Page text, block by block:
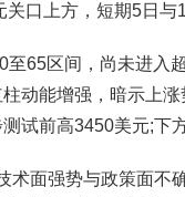
关口上方，短期5日
至65区间，尚未进入
动能增强，暗示上
试前高3450美元;下
术面强势与政策面不